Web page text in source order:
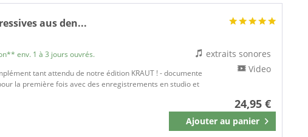
aus den...
env. 1 à 3 jours ouvrés.
tant attendu de notre édition KRAUT ! - documente
la première fois avec des enregistrements en studio et
24,95 €
Ajouter au panier
Mémoriser
extraits sonores
Video